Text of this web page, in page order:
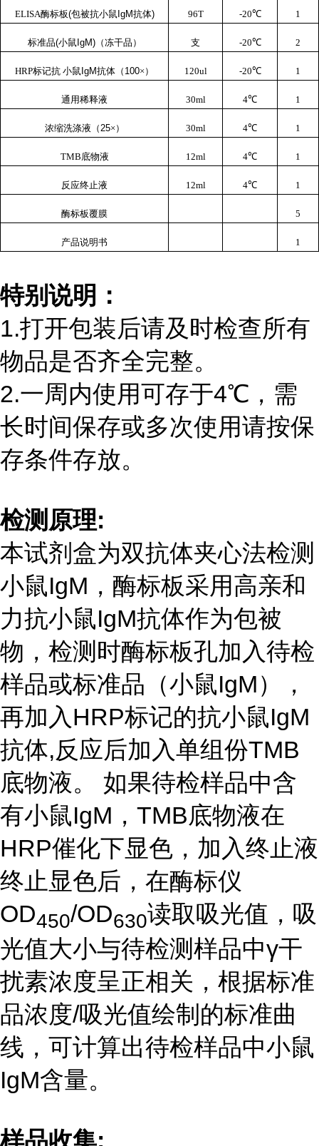
ELISA酶标板(包被抗小鼠IgM抗体) 96T -20℃ 1
标准品(小鼠IgM)（冻干品） 支 -20℃ 2
HRP标记抗 小鼠 IgM抗体（ 100×） 120ul -20℃ 1
通用稀释液 30ml 4℃ 1
浓缩洗涤液（25×） 30ml 4℃ 1
TMB底物液 12ml 4℃ 1
反应终止液 12ml 4℃ 1
酶标板覆膜 5
产品说明书 1
特别说明：
1.打开包装后请及时检查所有
物品是否齐全完整。
2.一周内使用可存于4℃，需
长时间保存或多次使用请按保
存条件存放。
检测原理:
本试剂盒为双抗体夹心法检测
小鼠IgM ，酶标板采用高亲和
力抗小鼠IgM抗体作为包被
物，检测时酶标板孔加入待检
样品或标准品（小鼠IgM），
再加入 HRP标记的抗小鼠IgM
抗体,反应后加入单组份TMB
底物液。 如果待检样品中含
有小鼠IgM ， TMB底物液在
HRP催化下显色，加入终止液
终止显色后，在酶标仪
OD450/OD630读取吸光值，吸
光值大小与待检测样品中γ干
扰素浓度呈正相关，根据标准
品浓度/吸光值绘制的标准曲
线，可计算出待检样品中小鼠
IgM含量。
样品收集: